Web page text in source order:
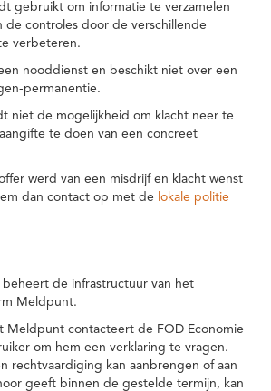
gebruikt om informatie te verzamelen
de controles door de verschillende
verbeteren.
nooddienst en beschikt niet over een
permanentie.
niet de mogelijkheid om klacht neer te
te doen van een concreet
werd van een misdrijf en klacht wenst
dan contact op met de lokale politie
beheert de infrastructuur van het
Meldpunt.
Meldpunt contacteert de FOD Economie
om hem een verklaring te vragen.
rechtvaardiging kan aanbrengen of aan
geeft binnen de gestelde termijn, kan